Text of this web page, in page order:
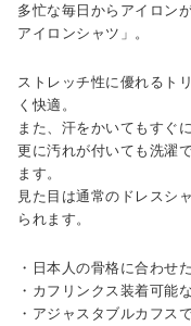
多忙な毎日からアイロン
アイロンシャツ」。
ストレッチ性に優れるト
く快適。
また、汗をかいてもすぐ
更に汚れが付いても洗濯
ます。
見た目は通常のドレスシ
られます。
・日本人の骨格に合わせ
・カフリンクス装着可能
・アジャスタブルカフス